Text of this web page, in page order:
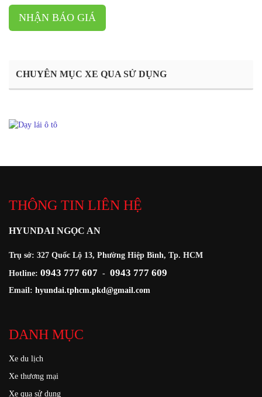
NHẬN BÁO GIÁ
CHUYÊN MỤC XE QUA SỬ DỤNG
THÔNG TIN LIÊN HỆ
HYUNDAI NGỌC AN
Trụ sở: 327 Quốc Lộ 13, Phường Hiệp Bình, Tp. HCM
Hotline: 0943 777 607 - 0943 777 609
Email: hyundai.tphcm.pkd@gmail.com
DANH MỤC
Xe du lịch
Xe thương mại
Xe qua sử dụng